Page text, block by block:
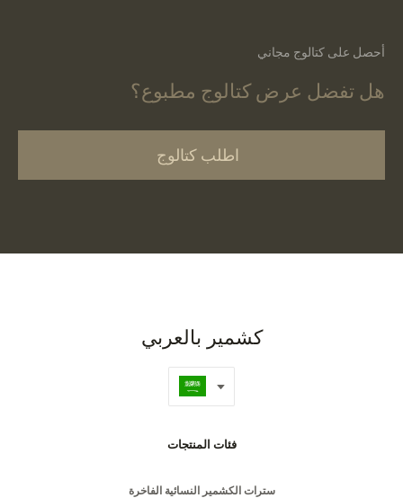
أحصل على كتالوج مجاني
هل تفضل عرض كتالوج مطبوع؟
اطلب كتالوج
كشمير بالعربي
فئات المنتجات
سترات الكشمير النسائية الفاخرة